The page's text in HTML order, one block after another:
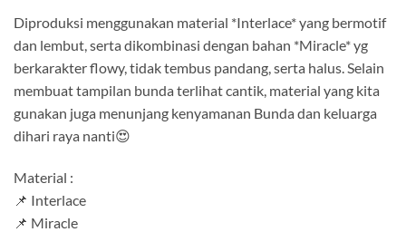
Diproduksi menggunakan material *Interlace* yang bermotif
dan lembut, serta dikombinasi dengan bahan *Miracle* yg
berkarakter flowy, tidak tembus pandang, serta halus. Selain
membuat tampilan bunda terlihat cantik, material yang kita
gunakan juga menunjang kenyamanan Bunda dan keluarga
dihari raya nanti😍
Material :
📌 Interlace
📌 Miracle